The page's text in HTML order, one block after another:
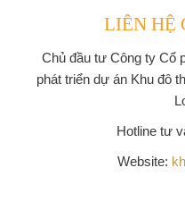
LIÊN HỆ
Chủ đầu tư Công ty Cổ
phát triển dự án Khu đô
Hotline tư
Website: